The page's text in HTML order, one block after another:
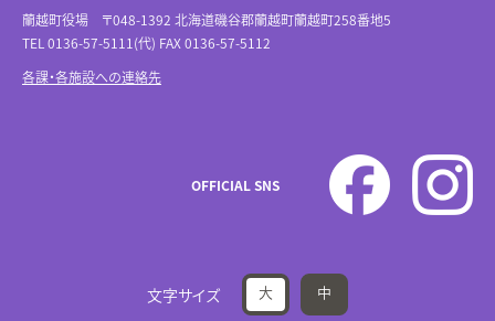
蘭越町役場 〒048-1392 北海道磯谷郡蘭越町蘭越町258番地5
TEL 0136-57-5111(代) FAX 0136-57-5112
各課・各施設への連絡先
OFFICIAL SNS
文字サイズ 大 中